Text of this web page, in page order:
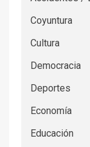
Coyuntura
Cultura
Democracia
Deportes
Economía
Educación